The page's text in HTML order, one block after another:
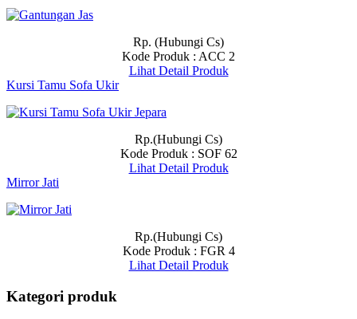
Rp. (Hubungi Cs)
Kode Produk : ACC 2
Lihat Detail Produk
Kursi Tamu Sofa Ukir
Rp.(Hubungi Cs)
Kode Produk : SOF 62
Lihat Detail Produk
Mirror Jati
Rp.(Hubungi Cs)
Kode Produk : FGR 4
Lihat Detail Produk
Kategori produk